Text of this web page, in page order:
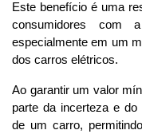
Este benefício é uma
consumidores com
especialmente em um
dos carros elétricos.
Ao garantir um valor
parte da incerteza e
de um carro,